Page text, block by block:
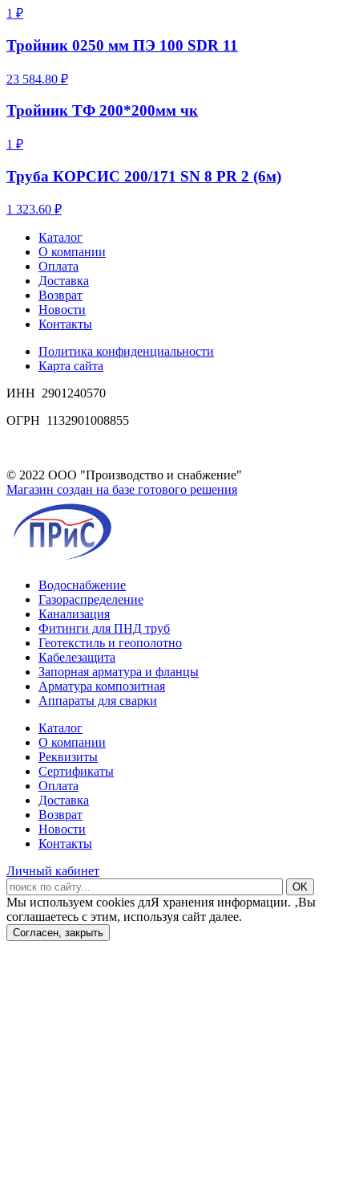
1 ₽
Тройник 0250 мм ПЭ 100 SDR 11
23 584.80 ₽
Тройник ТФ 200*200мм чк
1 ₽
Труба КОРСИС 200/171 SN 8 PR 2 (6м)
1 323.60 ₽
Каталог
О компании
Оплата
Доставка
Возврат
Новости
Контакты
Политика конфиденциальности
Карта сайта
ИНН 2901240570
ОГРН 1132901008855
© 2022 ООО "Производство и снабжение"
Магазин создан на базе готового решения
Водоснабжение
Газораспределение
Канализация
Фитинги для ПНД труб
Геотекстиль и геополотно
Кабелезащита
Запорная арматура и фланцы
Арматура композитная
Аппараты для сварки
Каталог
О компании
Реквизиты
Сертификаты
Оплата
Доставка
Возврат
Новости
Контакты
Личный кабинет
Мы используем cookies длЯ хранения информации. ‚Вы
соглашаетесь с этим, используя сайт далее.
Согласен, закрыть